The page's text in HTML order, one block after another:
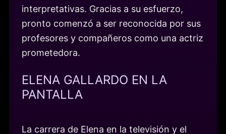
interpretativas. Gracias a su esfuerzo,
pronto comenzó a ser reconocida por sus
profesores y compañeros como una actriz
prometedora.
ELENA GALLARDO EN LA
PANTALLA
La carrera de Elena en la televisión y el